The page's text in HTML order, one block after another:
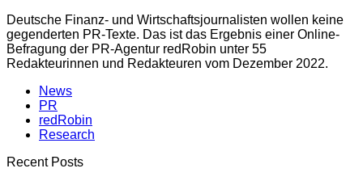
Deutsche Finanz- und Wirtschaftsjournalisten wollen keine
gegenderten PR-Texte. Das ist das Ergebnis einer Online-
Befragung der PR-Agentur redRobin unter 55
Redakteurinnen und Redakteuren vom Dezember 2022.
News
PR
redRobin
Research
Recent Posts